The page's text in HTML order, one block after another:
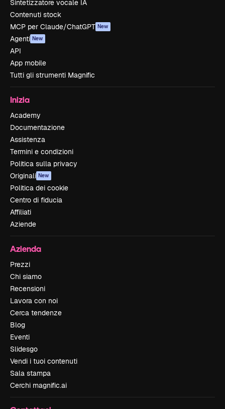
Sintetizzatore vocale IA
Contenuti stock
MCP per Claude/ChatGPT New
Agenti New
API
App mobile
Tutti gli strumenti Magnific
Inizia
Academy
Documentazione
Assistenza
Termini e condizioni
Politica sulla privacy
Originali New
Politica dei cookie
Centro di fiducia
Affiliati
Aziende
Azienda
Prezzi
Chi siamo
Recensioni
Lavora con noi
Cerca tendenze
Blog
Eventi
Slidesgo
Vendi i tuoi contenuti
Sala stampa
Cerchi magnific.ai